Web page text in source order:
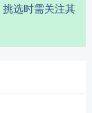
选时需关注其